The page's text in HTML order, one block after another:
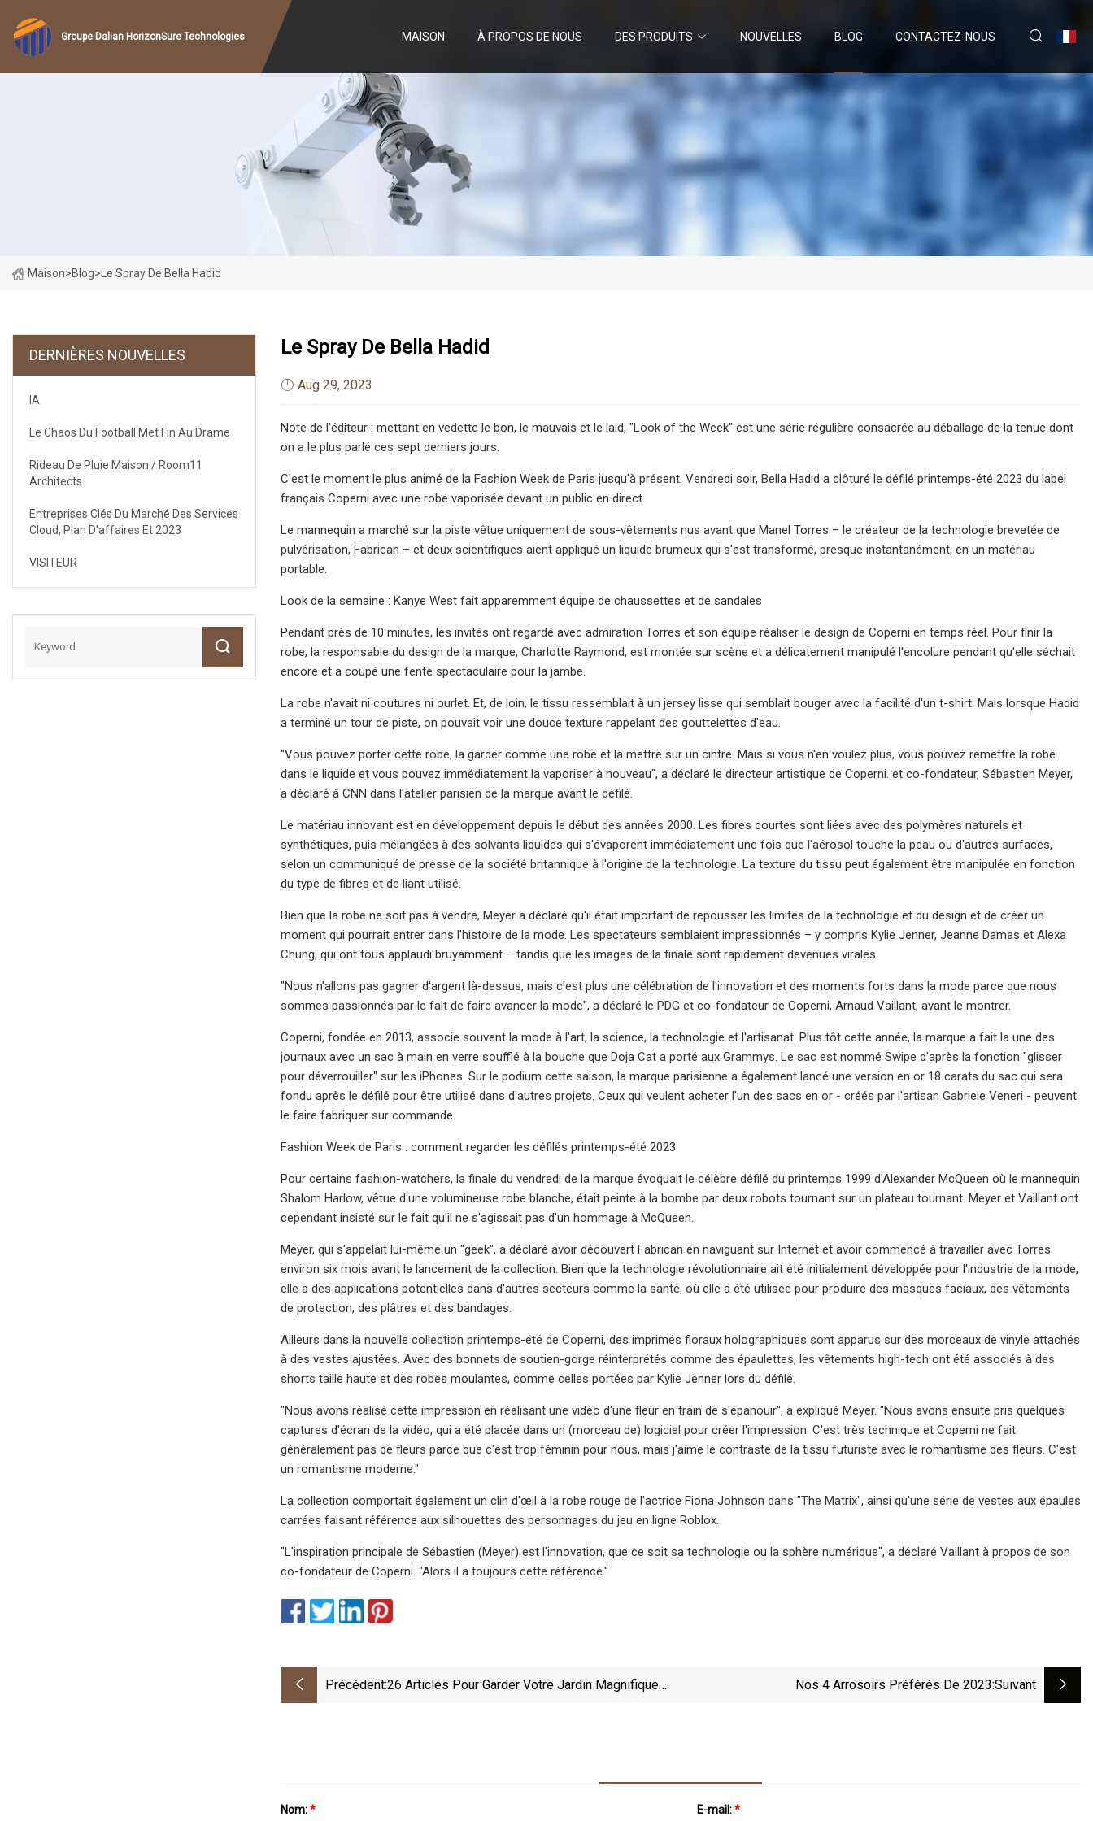
Groupe Dalian HorizonSure Technologies MAISON À PROPOS DE NOUS DES PRODUITS NOUVELLES BLOG CONTACTEZ-NOUS
Maison>Blog> Le Spray De Bella Hadid
DERNIÈRES NOUVELLES
IA
Le Chaos Du Football Met Fin Au Drame
Rideau De Pluie Maison / Room11
Architects
Entreprises Clés Du Marché Des Services
Cloud, Plan D'affaires Et 2023
VISITEUR
Le Spray De Bella Hadid
Aug 29, 2023
Note de l'éditeur : mettant en vedette le bon, le mauvais et le laid, "Look of the Week" est une série régulière consacrée au déballage de la tenue dont
on a le plus parlé ces sept derniers jours.
C'est le moment le plus animé de la Fashion Week de Paris jusqu'à présent. Vendredi soir, Bella Hadid a clôturé le défilé printemps-été 2023 du label
français Coperni avec une robe vaporisée devant un public en direct.
Le mannequin a marché sur la piste vêtue uniquement de sous-vêtements nus avant que Manel Torres – le créateur de la technologie brevetée de
pulvérisation, Fabrican – et deux scientifiques aient appliqué un liquide brumeux qui s'est transformé, presque instantanément, en un matériau
portable.
Look de la semaine : Kanye West fait apparemment équipe de chaussettes et de sandales
Pendant près de 10 minutes, les invités ont regardé avec admiration Torres et son équipe réaliser le design de Coperni en temps réel. Pour finir la
robe, la responsable du design de la marque, Charlotte Raymond, est montée sur scène et a délicatement manipulé l'encolure pendant qu'elle séchait
encore et a coupé une fente spectaculaire pour la jambe.
La robe n'avait ni coutures ni ourlet. Et, de loin, le tissu ressemblait à un jersey lisse qui semblait bouger avec la facilité d'un t-shirt. Mais lorsque Hadid
a terminé un tour de piste, on pouvait voir une douce texture rappelant des gouttelettes d'eau.
"Vous pouvez porter cette robe, la garder comme une robe et la mettre sur un cintre. Mais si vous n'en voulez plus, vous pouvez remettre la robe
dans le liquide et vous pouvez immédiatement la vaporiser à nouveau", a déclaré le directeur artistique de Coperni. et co-fondateur, Sébastien Meyer,
a déclaré à CNN dans l'atelier parisien de la marque avant le défilé.
Le matériau innovant est en développement depuis le début des années 2000. Les fibres courtes sont liées avec des polymères naturels et
synthétiques, puis mélangées à des solvants liquides qui s'évaporent immédiatement une fois que l'aérosol touche la peau ou d'autres surfaces,
selon un communiqué de presse de la société britannique à l'origine de la technologie. La texture du tissu peut également être manipulée en fonction
du type de fibres et de liant utilisé.
Bien que la robe ne soit pas à vendre, Meyer a déclaré qu'il était important de repousser les limites de la technologie et du design et de créer un
moment qui pourrait entrer dans l'histoire de la mode. Les spectateurs semblaient impressionnés – y compris Kylie Jenner, Jeanne Damas et Alexa
Chung, qui ont tous applaudi bruyamment – ​​tandis que les images de la finale sont rapidement devenues virales.
"Nous n'allons pas gagner d'argent là-dessus, mais c'est plus une célébration de l'innovation et des moments forts dans la mode parce que nous
sommes passionnés par le fait de faire avancer la mode", a déclaré le PDG et co-fondateur de Coperni, Arnaud Vaillant, avant le montrer.
Coperni, fondée en 2013, associe souvent la mode à l'art, la science, la technologie et l'artisanat. Plus tôt cette année, la marque a fait la une des
journaux avec un sac à main en verre soufflé à la bouche que Doja Cat a porté aux Grammys. Le sac est nommé Swipe d'après la fonction "glisser
pour déverrouiller" sur les iPhones. Sur le podium cette saison, la marque parisienne a également lancé une version en or 18 carats du sac qui sera
fondu après le défilé pour être utilisé dans d'autres projets. Ceux qui veulent acheter l'un des sacs en or - créés par l'artisan Gabriele Veneri - peuvent
le faire fabriquer sur commande.
Fashion Week de Paris : comment regarder les défilés printemps-été 2023
Pour certains fashion-watchers, la finale du vendredi de la marque évoquait le célèbre défilé du printemps 1999 d'Alexander McQueen où le mannequin
Shalom Harlow, vêtue d'une volumineuse robe blanche, était peinte à la bombe par deux robots tournant sur un plateau tournant. Meyer et Vaillant ont
cependant insisté sur le fait qu'il ne s'agissait pas d'un hommage à McQueen.
Meyer, qui s'appelait lui-même un "geek", a déclaré avoir découvert Fabrican en naviguant sur Internet et avoir commencé à travailler avec Torres
environ six mois avant le lancement de la collection. Bien que la technologie révolutionnaire ait été initialement développée pour l'industrie de la mode,
elle a des applications potentielles dans d'autres secteurs comme la santé, où elle a été utilisée pour produire des masques faciaux, des vêtements
de protection, des plâtres et des bandages.
Ailleurs dans la nouvelle collection printemps-été de Coperni, des imprimés floraux holographiques sont apparus sur des morceaux de vinyle attachés
à des vestes ajustées. Avec des bonnets de soutien-gorge réinterprétés comme des épaulettes, les vêtements high-tech ont été associés à des
shorts taille haute et des robes moulantes, comme celles portées par Kylie Jenner lors du défilé.
"Nous avons réalisé cette impression en réalisant une vidéo d'une fleur en train de s'épanouir", a expliqué Meyer. "Nous avons ensuite pris quelques
captures d'écran de la vidéo, qui a été placée dans un (morceau de) logiciel pour créer l'impression. C'est très technique et Coperni ne fait
généralement pas de fleurs parce que c'est trop féminin pour nous, mais j'aime le contraste de la tissu futuriste avec le romantisme des fleurs. C'est
un romantisme moderne."
La collection comportait également un clin d'œil à la robe rouge de l'actrice Fiona Johnson dans "The Matrix", ainsi qu'une série de vestes aux épaules
carrées faisant référence aux silhouettes des personnages du jeu en ligne Roblox.
"L'inspiration principale de Sébastien (Meyer) est l'innovation, que ce soit sa technologie ou la sphère numérique", a déclaré Vaillant à propos de son
co-fondateur de Coperni. "Alors il a toujours cette référence."
Précédent:26 Articles Pour Garder Votre Jardin Magnifique
Nos 4 Arrosoirs Préférés De 2023:suivant
Nom:* E-mail:*